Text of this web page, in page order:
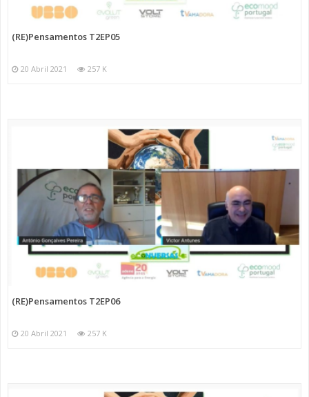
(RE)Pensamentos T2EP05
20 Abril 2021 257 K
(RE)Pensamentos T2EP06
20 Abril 2021 257 K